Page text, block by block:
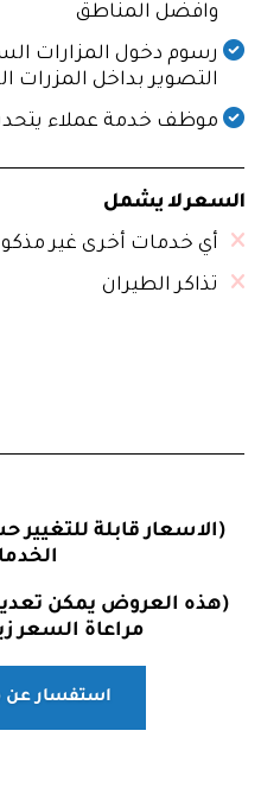
وافضل المناطق
رسوم دخول المزارات
التصوير بداخل المزرات
موظف خدمة عملاء
السعر لا يشمل
أي خدمات أخرى غير
تذاكر الطيران
(الاسعار قابلة للتغيير
(هذه العروض يمكن
مراعاة السعر
استفسار عن